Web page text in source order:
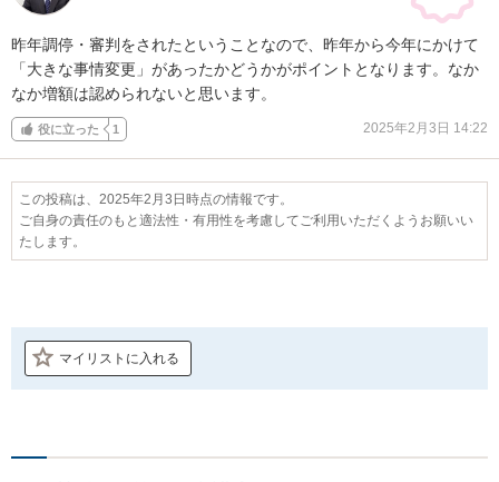
昨年調停・審判をされたということなので、昨年から今年にかけて
「大きな事情変更」があったかどうかがポイントとなります。なか
なか増額は認められないと思います。
役に立った 1 2025年2月3日 14:22
この投稿は、2025年2月3日時点の情報です。
ご自身の責任のもと適法性・有用性を考慮してご利用いただくようお願いい
たします。
マイリストに入れる